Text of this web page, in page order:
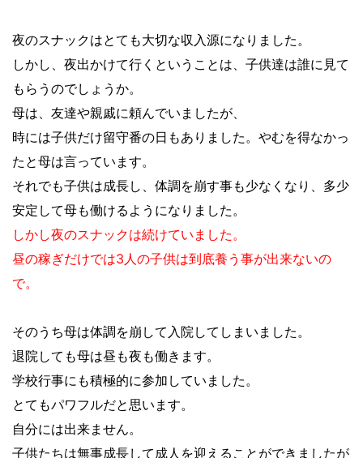
夜のスナックはとても大切な収入源になりました。
しかし、夜出かけて行くということは、子供達は誰に見て
もらうのでしょうか。
母は、友達や親戚に頼んでいましたが、
時には子供だけ留守番の日もありました。やむを得なかっ
たと母は言っています。
それでも子供は成長し、体調を崩す事も少なくなり、多少
安定して母も働けるようになりました。
しかし夜のスナックは続けていました。
昼の稼ぎだけでは3人の子供は到底養う事が出来ないの
で。
そのうち母は体調を崩して入院してしまいました。
退院しても母は昼も夜も働きます。
学校行事にも積極的に参加していました。
とてもパワフルだと思います。
自分には出来ません。
子供たちは無事成長して成人を迎えることができましたが